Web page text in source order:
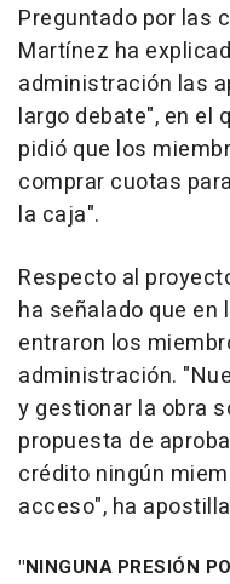
Preguntado por las
Martínez ha
administración las
largo debate", en el
pidió que los
comprar cuotas
la caja".
Respecto al
ha señalado que
entraron los
administración.
y gestionar la obra
propuesta de
crédito ningún
acceso", ha
"NINGUNA PRESIÓN